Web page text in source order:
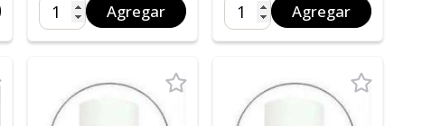
Agregar Agregar